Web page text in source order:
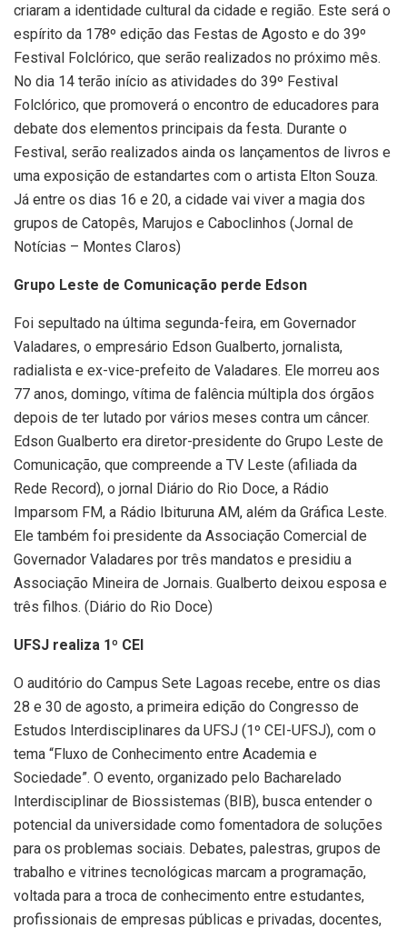
criaram a identidade cultural da cidade e região. Este será o
espírito da 178º edição das Festas de Agosto e do 39º
Festival Folclórico, que serão realizados no próximo mês.
No dia 14 terão início as atividades do 39º Festival
Folclórico, que promoverá o encontro de educadores para
debate dos elementos principais da festa. Durante o
Festival, serão realizados ainda os lançamentos de livros e
uma exposição de estandartes com o artista Elton Souza.
Já entre os dias 16 e 20, a cidade vai viver a magia dos
grupos de Catopês, Marujos e Caboclinhos (Jornal de
Notícias – Montes Claros)
Grupo Leste de Comunicação perde Edson
Foi sepultado na última segunda-feira, em Governador
Valadares, o empresário Edson Gualberto, jornalista,
radialista e ex-vice-prefeito de Valadares. Ele morreu aos
77 anos, domingo, vítima de falência múltipla dos órgãos
depois de ter lutado por vários meses contra um câncer.
Edson Gualberto era diretor-presidente do Grupo Leste de
Comunicação, que compreende a TV Leste (afiliada da
Rede Record), o jornal Diário do Rio Doce, a Rádio
Imparsom FM, a Rádio Ibituruna AM, além da Gráfica Leste.
Ele também foi presidente da Associação Comercial de
Governador Valadares por três mandatos e presidiu a
Associação Mineira de Jornais. Gualberto deixou esposa e
três filhos. (Diário do Rio Doce)
UFSJ realiza 1º CEI
O auditório do Campus Sete Lagoas recebe, entre os dias
28 e 30 de agosto, a primeira edição do Congresso de
Estudos Interdisciplinares da UFSJ (1º CEI-UFSJ), com o
tema “Fluxo de Conhecimento entre Academia e
Sociedade”. O evento, organizado pelo Bacharelado
Interdisciplinar de Biossistemas (BIB), busca entender o
potencial da universidade como fomentadora de soluções
para os problemas sociais. Debates, palestras, grupos de
trabalho e vitrines tecnológicas marcam a programação,
voltada para a troca de conhecimento entre estudantes,
profissionais de empresas públicas e privadas, docentes,